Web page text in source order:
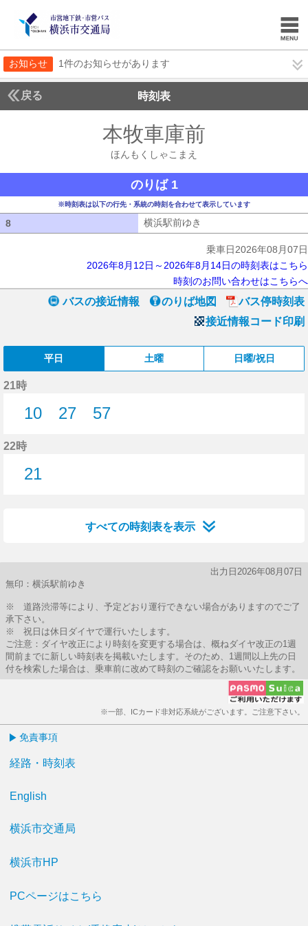
お知らせ 1件のお知らせがあります
戻る 時刻表
本牧車庫前
ほんもくしゃこまえ
のりば 1
※時刻表は以下の行先・系統の時刻を合わせて表示しています
8 横浜駅前ゆき
乗車日2026年08月07日
2026年8月12日～2026年8月14日の時刻表はこちら
時刻のお問い合わせはこちらへ
バスの接近情報 のりば地図
バス停時刻表
接近情報コード印刷
平日 土曜 日曜/祝日
21時
10
27
57
22時
21
すべての時刻表を表示
出力日2026年08月07日
無印：横浜駅前ゆき
※ 道路渋滞等により、予定どおり運行できない場合がありますのでご了
承下さい。
※ 祝日は休日ダイヤで運行いたします。
ご注意：ダイヤ改正により時刻を変更する場合は、概ねダイヤ改正の1週
間前までに新しい時刻表を掲載いたします。そのため、1週間以上先の日
付を検索した場合は、乗車前に改めて時刻のご確認をお願いいたします。
※一部、ICカード非対応系統がございます。ご注意下さい。
免責事項
経路・時刻表
English
横浜市交通局
横浜市HP
PCページはこちら